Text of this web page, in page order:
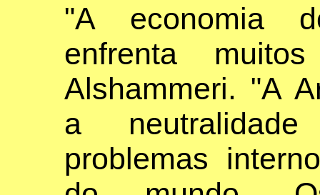
"A economia
enfrenta
Alshammeri. "A
a
problemas